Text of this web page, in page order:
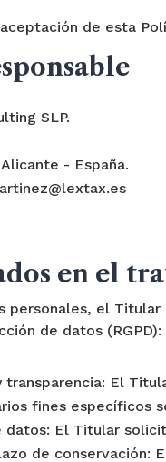
de esta
SLP.
- España.
en el
el
de datos (RGPD):
El
fines específicos
datos: El Titular
de conservación: